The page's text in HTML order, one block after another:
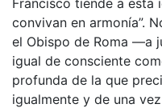
convivan en armonía”.
el Obispo de Roma —a
igual de consciente
profunda de la que
igualmente y de una